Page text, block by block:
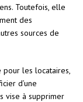
Toutefois, elle
des
sources de
les locataires,
d’une
vise à supprimer